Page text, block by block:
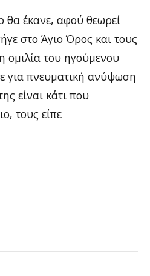
θα έκανε, αφού θεωρεί
στο Άγιο Όρος και τους
του ηγούμενου
για πνευματική ανύψωση
είναι κάτι που
τους είπε